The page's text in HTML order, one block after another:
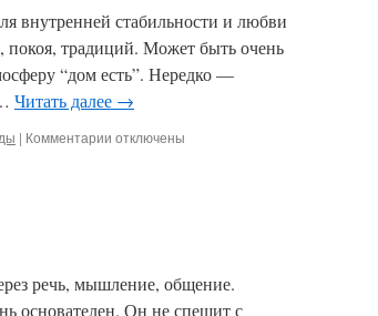
м
доме
внутренней стабильности и любви
покоя, традиций. Может быть очень
“дом есть”. Нередко —
Читать далее →
| Комментарии к
м
отключены
речь, мышление, общение.
основателен. Он не спешит с